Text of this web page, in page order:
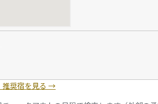
奨宿を見る →